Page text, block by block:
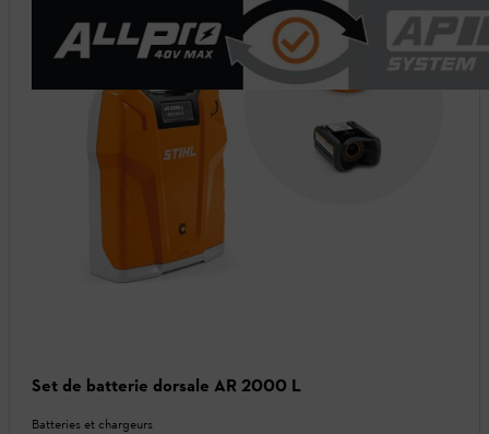
Set de batterie dorsale AR 2000 L
Batteries et chargeurs